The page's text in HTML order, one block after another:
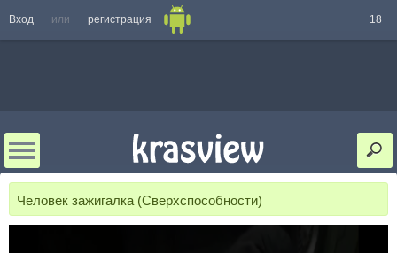
Вход или регистрация 18+
Человек зажигалка (Сверхспособности)